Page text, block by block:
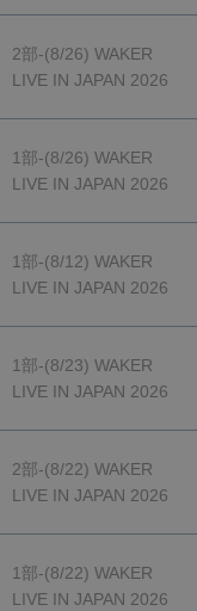
2部-(8/26) WAKER
LIVE IN JAPAN 2026
1部-(8/26) WAKER
LIVE IN JAPAN 2026
1部-(8/12) WAKER
LIVE IN JAPAN 2026
1部-(8/23) WAKER
LIVE IN JAPAN 2026
2部-(8/22) WAKER
LIVE IN JAPAN 2026
1部-(8/22) WAKER
LIVE IN JAPAN 2026